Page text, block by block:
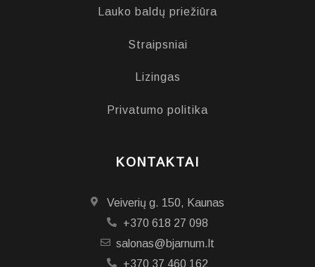
Lauko baldų priežiūra
Straipsniai
Lizingas
Privatumo politika
KONTAKTAI
Veiverių g. 150, Kaunas
+370 618 27 098
salonas@bjarnum.lt
+370 37 460 162